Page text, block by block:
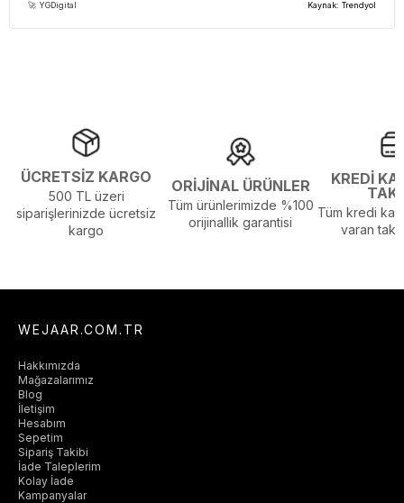
🚀 YGDigital Kaynak: Trendyol
ÜCRETSİZ KARGO
500 TL üzeri
siparişlerinizde ücretsiz
kargo
ORİJİNAL ÜRÜNLER
Tüm ürünlerimizde %100
orijinallik garantisi
KREDİ
Tüm kredi
varan
WEJAAR.COM.TR
Hakkımızda
Mağazalarımız
Blog
İletişim
Hesabım
Sepetim
Sipariş Takibi
İade Taleplerim
Kolay İade
Kampanyalar